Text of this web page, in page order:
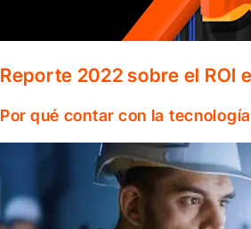
Reporte 2022 sobre el ROI
Por qué contar con la